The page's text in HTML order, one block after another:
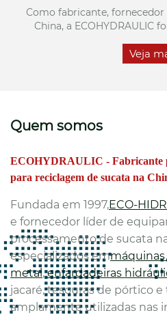
Como fabricante,
China, a ECOHYDRAULIC
hidráulico de metal
moderna de sucata,
Veja
Quem somos
ECOHYDRAULIC - Fabricante
para reciclagem de sucata na
Fundada em 1997,ECO-
e fornecedor líder de
processamento de sucata
especializados em
metal,enfardadeiras
jacaré, tesouras de pórtico
amplamente utilizadas nas